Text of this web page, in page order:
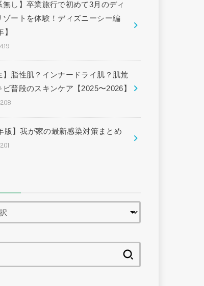
無し】卒業旅行で初めて3月のディ
ゾートを体験！ディズニーシー編
】
】脂性肌？インナードライ肌？肌荒
ビ普段のスキンケア【2025〜2026】
版】我が家の最新感染対策まとめ